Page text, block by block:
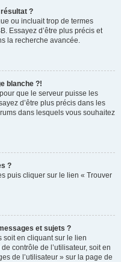
?
ou incluait trop de termes
Essayez d’être plus précis et
la recherche avancée.
blanche ?!
que le serveur puisse les
d’être plus précis dans les
dans lesquels vous souhaitez
?
puis cliquer sur le lien « Trouver
et sujets ?
soit en cliquant sur le lien
contrôle de l’utilisateur, soit en
de l’utilisateur » sur la page de